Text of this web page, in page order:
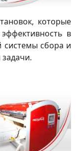
которые
в
системы сбора и